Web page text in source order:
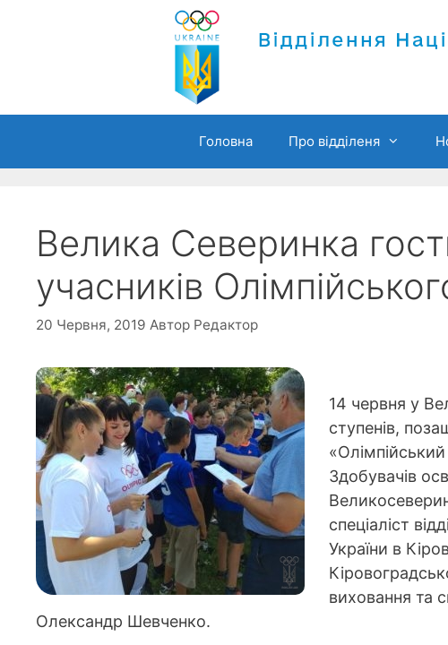
Головна Про відділеня
Велика Северинка
учасників
20 Червня, 2019 Автор Редактор
14 червня у
ступенів,
Здобувачів
спеціаліст
України в
виховання та
Олександр Шевченко.